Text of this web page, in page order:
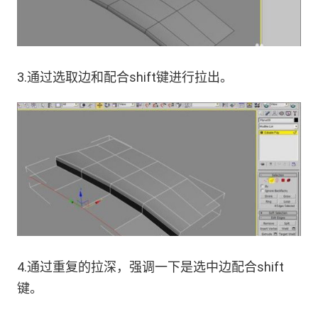
3.通过选取边和配合shift键进行拉出。
4.通过重复的拉深，强调一下是选中边配合shift
键。